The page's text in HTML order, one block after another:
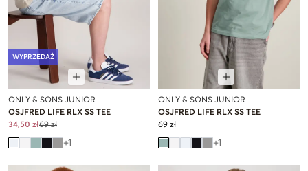
WYPRZEDAŻ
ONLY & SONS JUNIOR
OSJFRED LIFE RLX SS TEE
34,50 zł69 zł
+1
ONLY & SONS JUNIOR
OSJFRED LIFE RLX SS TEE
69 zł
+1